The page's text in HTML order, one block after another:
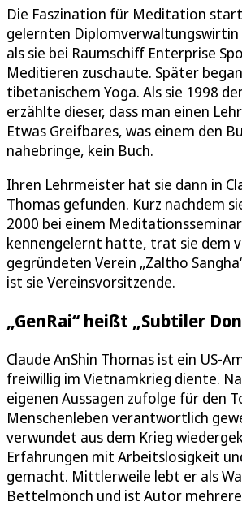
Die Faszination für Meditation
gelernten Diplomverwaltungswirtin
als sie bei Raumschiff Enterprise
Meditieren zuschaute. Später
tibetanischem Yoga. Als sie 1998
erzählte dieser, dass man einen
Etwas Greifbares, was einem den
nahebringe, kein Buch.
Ihren Lehrmeister hat sie dann in
Thomas gefunden. Kurz nachdem
2000 bei einem
kennengelernt hatte, trat sie dem
gegründeten Verein „Zaltho
ist sie Vereinsvorsitzende.
„GenRai“ heißt „Subtiler
Claude AnShin Thomas ist ein US-
freiwillig im Vietnamkrieg diente.
eigenen Aussagen zufolge für den
Menschenleben verantwortlich
verwundet aus dem Krieg
Erfahrungen mit Arbeitslosigkeit
gemacht. Mittlerweile lebt er als
Bettelmönch und ist Autor